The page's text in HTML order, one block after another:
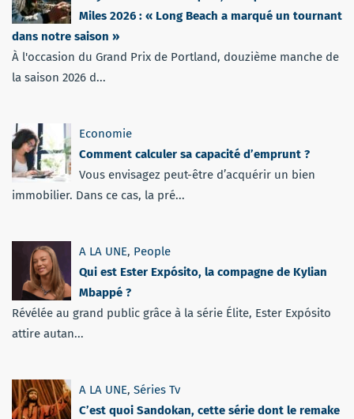
Miles 2026 : « Long Beach a marqué un tournant
dans notre saison »
À l'occasion du Grand Prix de Portland, douzième manche de
la saison 2026 d...
Economie
Comment calculer sa capacité d’emprunt ?
Vous envisagez peut-être d’acquérir un bien
immobilier. Dans ce cas, la pré...
A LA UNE, People
Qui est Ester Expósito, la compagne de Kylian
Mbappé ?
Révélée au grand public grâce à la série Élite, Ester Expósito
attire autan...
A LA UNE, Séries Tv
C’est quoi Sandokan, cette série dont le remake